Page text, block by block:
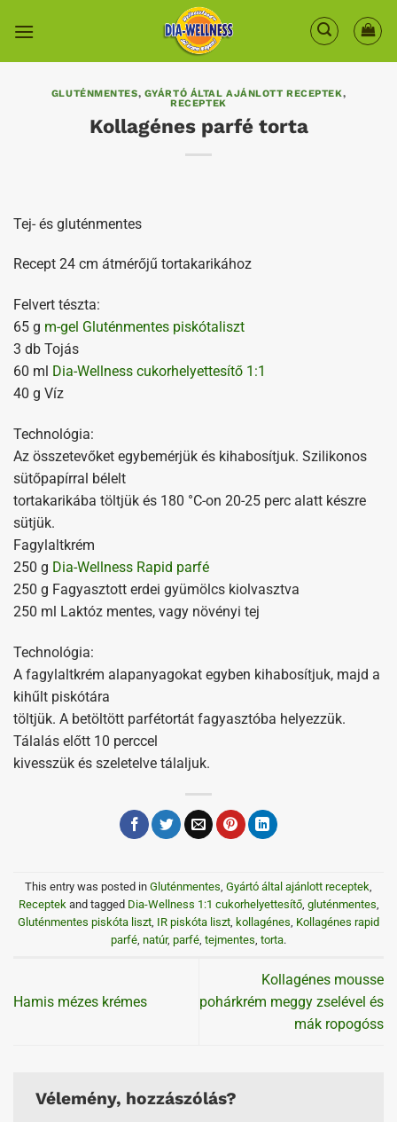
GLUTÉNMENTES, GYÁRTÓ ÁLTAL AJÁNLOTT RECEPTEK,
RECEPTEK
Kollagénes parfé torta
Tej- és gluténmentes
Recept 24 cm átmérőjű tortakarikához
Felvert tészta:
65 g m-gel Gluténmentes piskótaliszt
3 db Tojás
60 ml Dia-Wellness cukorhelyettesítő 1:1
40 g Víz
Technológia:
Az összetevőket egybemérjük és kihabosítjuk. Szilikonos
sütőpapírral bélelt
tortakarikába töltjük és 180 °C-on 20-25 perc alatt készre
sütjük.
Fagylaltkrém
250 g Dia-Wellness Rapid parfé
250 g Fagyasztott erdei gyümölcs kiolvasztva
250 ml Laktóz mentes, vagy növényi tej
Technológia:
A fagylaltkrém alapanyagokat egyben kihabosítjuk, majd a
kihűlt piskótára
töltjük. A betöltött parfétortát fagyasztóba helyezzük.
Tálalás előtt 10 perccel
kivesszük és szeletelve tálaljuk.
This entry was posted in Gluténmentes, Gyártó által ajánlott receptek,
Receptekand tagged Dia-Wellness 1:1 cukorhelyettesítő, gluténmentes,
Gluténmentes piskóta liszt, IR piskóta liszt, kollagénes, Kollagénes rapid
parfé, natúr, parfé, tejmentes, torta.
Hamis mézes krémes
Kollagénes mousse
pohárkrém meggy zselével és
mák ropogóss
Vélemény, hozzászólás?